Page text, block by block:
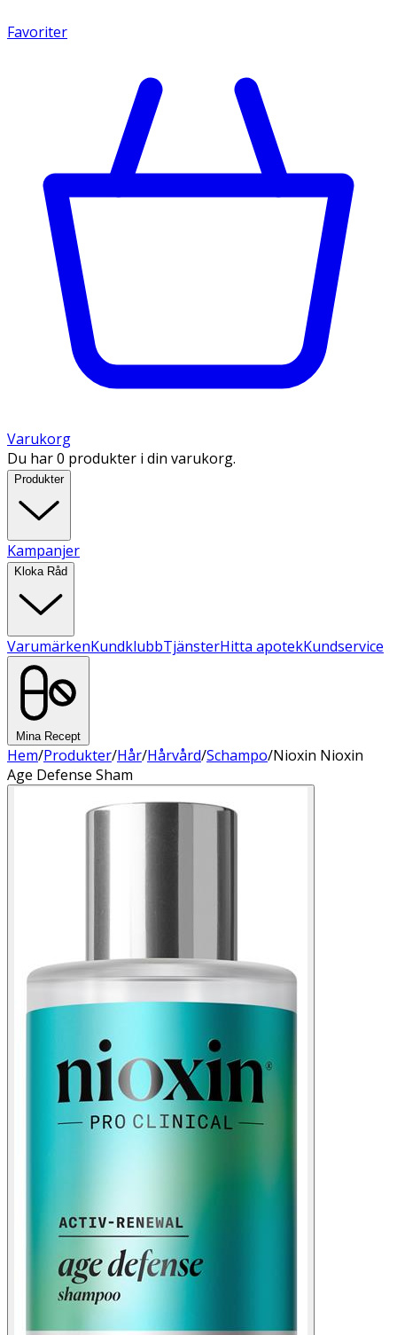
Favoriter
Varukorg
Du har 0 produkter i din varukorg.
Produkter
Kampanjer
Kloka Råd
VarumärkenKundklubbTjänsterHitta apotekKundservice
Mina Recept
Hem/Produkter/Hår/Hårvård/Schampo/Nioxin Nioxin
Age Defense Sham